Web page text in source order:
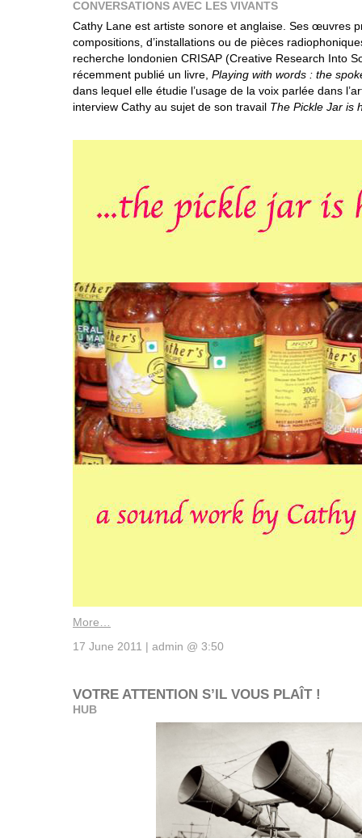
CONVERSATIONS AVEC LES VIVANTS
Cathy Lane est artiste sonore et anglaise. Ses œuvres
compositions, d’installations ou de pièces
recherche londonien CRISAP (Creative Research Into
récemment publié un livre, Playing with words : the
dans lequel elle étudie l’usage de la voix parlée dans
interview Cathy au sujet de son travail The Pickle Jar is
More…
17 June 2011 | admin @ 3:50
VOTRE ATTENTION S’IL VOUS PLAÎT !
HUB